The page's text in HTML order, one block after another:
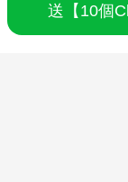
送【10個